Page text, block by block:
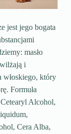
jest jego bogata
masło
i
włoskiego, który
Formuła
Alcohol,
Cera Alba,